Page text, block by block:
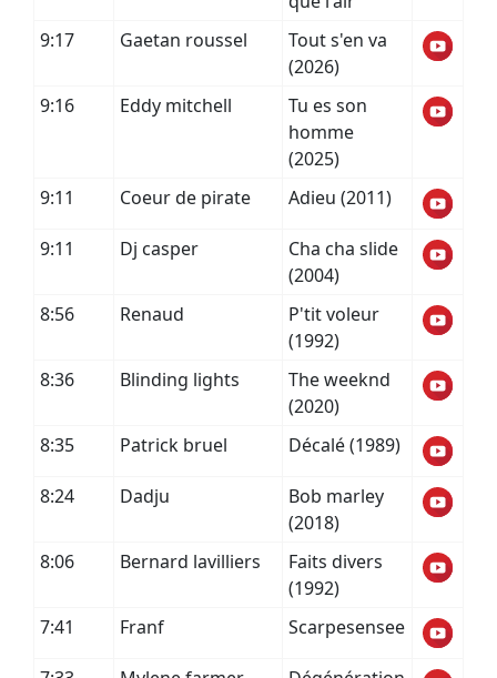
9:17
Gaetan roussel
Tout s'en va
(2026)
9:16
Eddy mitchell
Tu es son
homme
(2025)
9:11
Coeur de pirate Adieu (2011)
9:11 Dj casper
Cha cha slide
(2004)
8:56
Renaud
P'tit voleur
(1992)
8:36
Blinding lights
The weeknd
(2020)
8:35
Patrick bruel Décalé (1989)
8:24 Dadju
Bob marley
(2018)
8:06
Bernard lavilliers
Faits divers
(1992)
7:41
Franf Scarpesensee